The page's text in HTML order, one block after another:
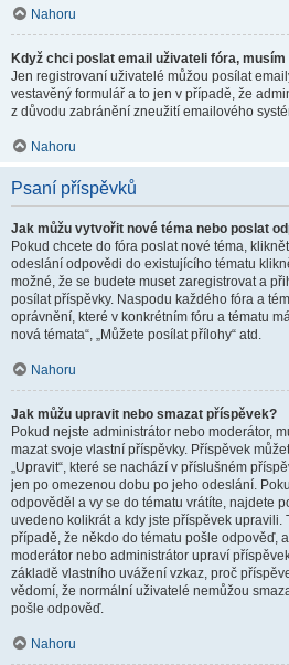
Nahoru
Když chci poslat email uživateli fóra,
Jen registrovaní uživatelé můžou posílat
vestavěný formulář a to jen v případě, že
z důvodu zabránění zneužití emailového
Nahoru
Psaní příspěvků
Jak můžu vytvořit nové téma nebo poslat
Pokud chcete do fóra poslat nové téma,
odeslání odpovědi do existujícího tématu
možné, že se budete muset zaregistrovat a
posílat příspěvky. Naspodu každého fóra a
oprávnění, které v konkrétním fóru a tématu
nová témata“, „Můžete posílat přílohy“ atd.
Nahoru
Jak můžu upravit nebo smazat příspěvek?
Pokud nejste administrátor nebo moderátor,
mazat svoje vlastní příspěvky. Příspěvek
„Upravit“, které se nachází v příslušném
jen po omezenou dobu po jeho odeslání.
odpověděl a vy se do tématu vrátíte, najdete
uvedeno kolikrát a kdy jste příspěvek upravili.
případě, že někdo do tématu pošle odpověď,
moderátor nebo administrátor upraví
základě vlastního uvážení vzkaz, proč
vědomí, že normální uživatelé nemůžou
pošle odpověď.
Nahoru